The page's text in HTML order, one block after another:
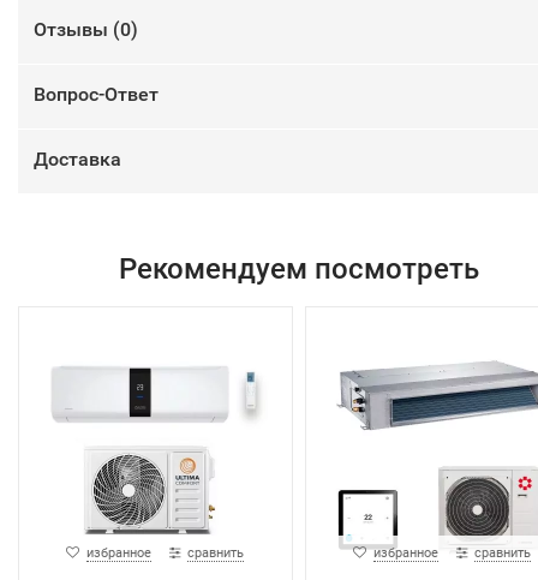
Отзывы (0)
Вопрос-Ответ
Доставка
Рекомендуем посмотреть
избранное сравнить избранное сравнить